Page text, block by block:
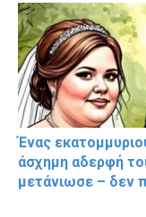
Ένας
άσχημη αδερφή
μετάνιωσε – δεν